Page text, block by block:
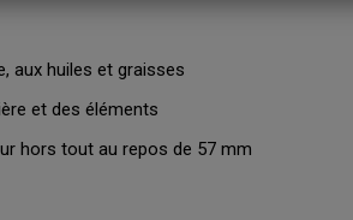
aux huiles et graisses
et des éléments
hors tout au repos de 57 mm